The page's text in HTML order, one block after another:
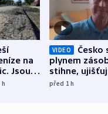
na
Jsou
namítá
h
VIDEO
Česko
plynem
stihne,
expert.
před 1h